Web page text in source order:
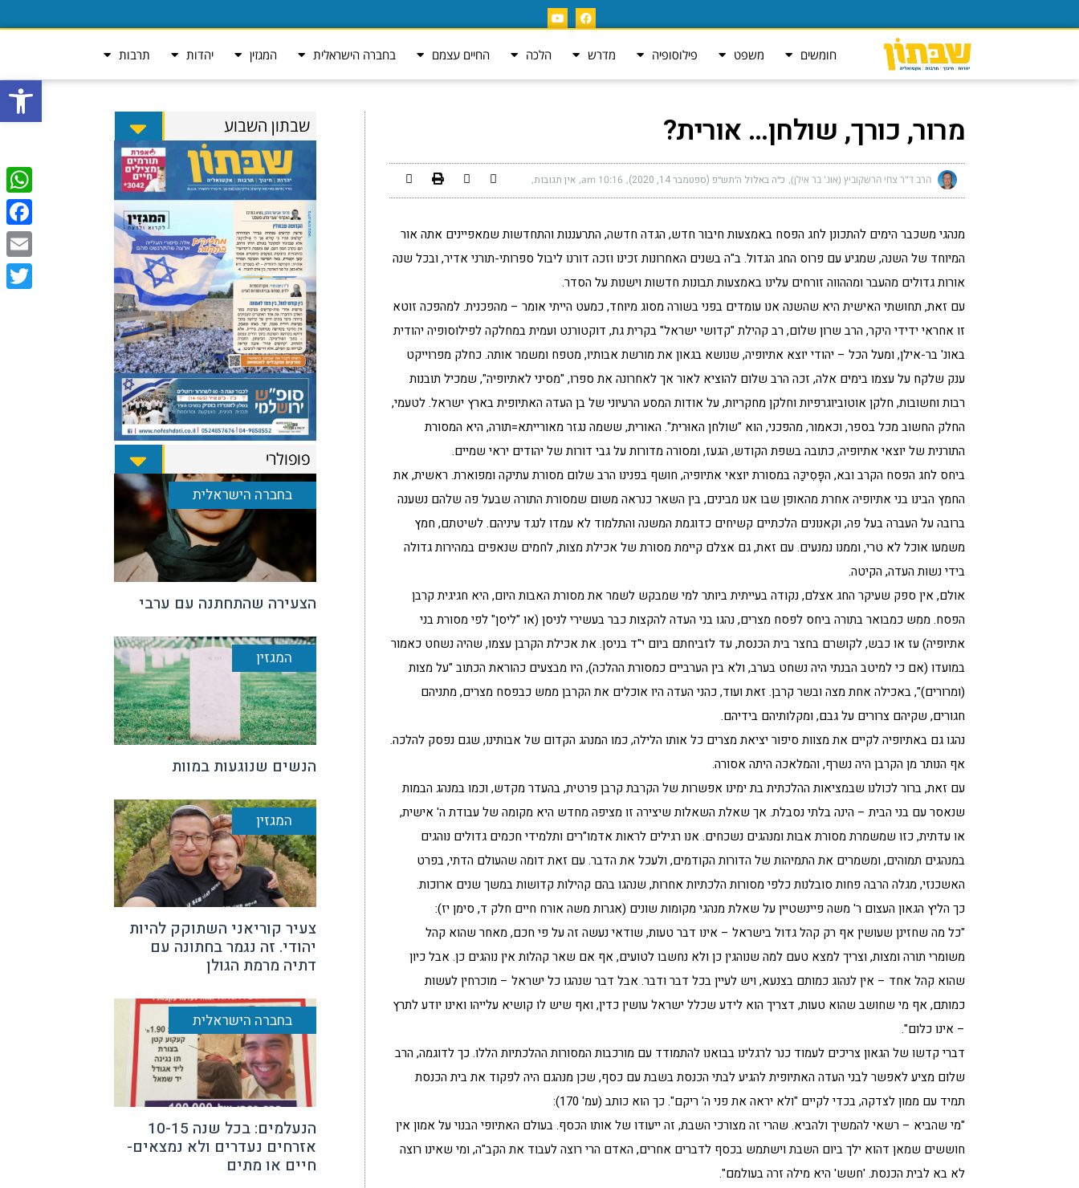
פתח
חומשים משפט פילוסופיה מדרש הלכה החיים עצמם בחברה הישראלית המגזין יהדות תרבות
מרור, כורך, שולחן… אורית?
הרב ד"ר צחי הרשקוביץ (אונ' בר אילן) כ״ה באלול ה׳תש״פ (ספטמבר 14, 2020) 10:16 am אין תגובות
מנהגי משכבר הימים להתכונן לחג הפסח באמצעות חיבור חדש, הגדה חדשה, התרעננות והתחדשות שמאפיינים אתה אור
המיוחד של השנה, שמגיע עם פרוס החג הגדול. ב"ה בשנים האחרונות זכינו וזכה דורנו ליבול ספרותי-תורני אדיר, ובכל שנה
אורות גדולים מהעבר ומההווה זורחים עלינו באמצעות תבונות חדשות וישנות על הסדר.
עם זאת, תחושתי האישית היא שהשנה אנו עומדים בפני בשורה מסוג מיוחד, כמעט הייתי אומר – מהפכנית. למהפכה זוטא
זו אחראי ידידי היקר, הרב שרון שלום, רב קהילת "קדושי ישראל" בקרית גת, דוקטורנט ועמית במחלקה לפילוסופיה יהודית
באונ' בר-אילן, ומעל הכל – יהודי יוצא אתיופיה, שנושא בגאון את מורשת אבותיו, מטפח ומשמר אותה. כחלק מפרוייקט
ענק שלקח על עצמו בימים אלה, זכה הרב שלום להוציא לאור אך לאחרונה את ספרו, "מסיני לאתיופיה", שמכיל תובנות
רבות וחשובות, חלקן אוטוביוגרפיות וחלקן מחקריות, על אודות המסע הרעיוני של בן העדה האתיופית בארץ ישראל. לטעמי,
החלק החשוב מכל בספר, וכאמור, מהפכני, הוא "שולחן האוּרית". האורית, ששמה נגזר מאורייתא=תורה, היא המסורת
התורנית של יוצאי אתיופיה, כתובה בשפת הקודש, הגעז, ומסורה מדורות על גבי דורות של יהודים יראי שמיים.
ביחס לחג הפסח הקרב ובא, הפָּסִיכַּה במסורת יוצאי אתיופיה, חושף בפנינו הרב שלום מסורת עתיקה ומפוארת. ראשית, את
החמץ הבינו בני אתיופיה אחרת מהאופן שבו אנו מבינים, בין השאר כנראה משום שמסורת התורה שבעל פה שלהם נשענה
ברובה על העברה בעל פה, וקאנונים הלכתיים קשיחים כדוגמת המשנה והתלמוד לא עמדו לנגד עיניהם. לשיטתם, חמץ
משמעו אוכל לא טרי, וממנו נמנעים. עם זאת, גם אצלם קיימת מסורת של אכילת מצות, לחמים שנאפים במהירות גדולה
בידי נשות העדה, הקיטה.
אולם, אין ספק שעיקר החג אצלם, נקודה בעייתית ביותר למי שמבקש לשמר את מסורת האבות היום, היא חגיגית קרבן
הפסח. ממש כמבואר בתורה ביחס לפסח מצרים, נהגו בני העדה להקצות כבר בעשירי לניסן (או "ליסן" לפי מסורת בני
אתיופיה) עז או כבש, לקושרם בחצר בית הכנסת, עד לזביחתם ביום י"ד בניסן. את אכילת הקרבן עצמו, שהיה נשחט כאמור
במועדו (אם כי למיטב הבנתי היה נשחט בערב, ולא בין הערביים כמסורת ההלכה), היו מבצעים כהוראת הכתוב "על מצות
(ומרורים)", באכילה אחת מצה ובשר קרבן. זאת ועוד, כהני העדה היו אוכלים את הקרבן ממש כבפסח מצרים, מתניהם
חגורים, שקיהם צרורים על גבם, ומקלותיהם בידיהם.
נהגו גם באתיופיה לקיים את מצוות סיפור יציאת מצרים כל אותו הלילה, כמו המנהג הקדום של אבותינו, שגם נפסק להלכה.
אף הנותר מן הקרבן היה נשרף, והמלאכה היתה אסורה.
עם זאת, ברור לכולנו שבמציאות ההלכתית בת ימינו אפשרות של הקרבת קרבן פרטית, בהעדר מקדש, וכמו במנהג הבמות
שנאסר עם בני הבית – הינה בלתי נסבלת. אך שאלת השאלות שיצירה זו מציפה מחדש היא מקומה של עבודת ה' אישית,
או עדתית, כזו שמשמרת מסורת אבות ומנהגים נשכחים. אנו רגילים לראות אדמו"רים ותלמידי חכמים גדולים נוהגים
במנהגים תמוהים, ומשמרים את התמיהות של הדורות הקודמים, ולעכל את הדבר. עם זאת דומה שהעולם הדתי, בפרט
האשכנזי, מגלה הרבה פחות סובלנות כלפי מסורות הלכתיות אחרות, שנהגו בהם קהילות קדושות במשך שנים ארוכות.
כך הליץ הגאון העצום ר' משה פיינשטיין על שאלת מנהגי מקומות שונים (אגרות משה אורח חיים חלק ד, סימן יז):
"כל מה שחזינן שעושין אף רק קהל גדול בישראל – אינו דבר טעות, שודאי נעשה זה על פי חכם, מאחר שהוא קהל
משומרי תורה ומצות, וצריך למצא טעם למה שנוהגין כן ולא נחשבו לטועים, אף אם שאר קהלות אין נוהגים כן. אבל כיון
שהוא קהל אחד – אין לנהוג כמותם בצנעא, ויש לעיין בכל דבר ודבר. אבל דבר שנהגו כל ישראל – מוכרחין לעשות
כמותם, אף מי שחושב שהוא טעות, דצריך הוא לידע שכלל ישראל עושין כדין, ואף שיש לו קושיא עלייהו ואינו יודע לתרץ
– אינו כלום".
דברי קדשו של הגאון צריכים לעמוד כנר לרגלינו בבואנו להתמודד עם מורכבות המסורות ההלכתיות הללו. כך לדוגמה, הרב
שלום מציע לאפשר לבני העדה האתיופית להגיע לבתי הכנסת בשבת עם כסף, שכן מנהגם היה לפקוד את בית הכנסת
תמיד עם ממון לצדקה, בכדי לקיים "ולא יראה את פני ה' ריקם". כך הוא כותב (עמ' 170):
"מי שהביא – רשאי להמשיך ולהביא. שהרי זה מצורכי השבת, זה ייעודו של אותו הכסף. בעולם האתיופי הבנוי על אמון אין
חוששים שמאן דהוא ילך ביום השבת וישתמש בכסף לדברים אחרים, האדם הרי רוצה לעבוד את הקב"ה, ומי שאינו רוצה
לא בא לבית הכנסת. 'חשש' היא מילה זרה בעולמם".
שבתון השבוע
פופולרי
בחברה הישראלית
הצעירה שהתחתנה עם ערבי
המגזין
הנשים שנוגעות במוות
המגזין
צעיר קוריאני השתוקק להיות
יהודי. זה נגמר בחתונה עם
דתיה מרמת הגולן
בחברה הישראלית
הנעלמים: בכל שנה 10-15
אזרחים נעדרים ולא נמצאים-
חיים או מתים
Email